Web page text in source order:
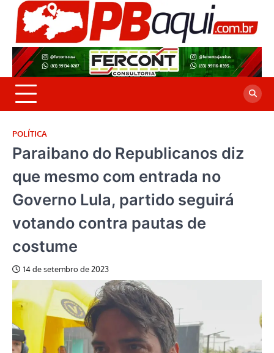
Skip
content
POLÍTICA
Paraibano do Republicanos diz
que mesmo com entrada no
Governo Lula, partido seguirá
votando contra pautas de
costume
14 de setembro de 2023